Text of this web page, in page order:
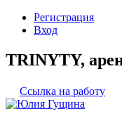
Регистрация
Вход
TRINYTY,
Ссылка на работу